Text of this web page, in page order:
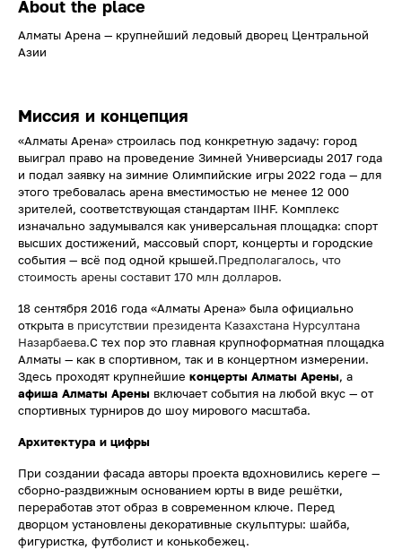
About the place
Алматы Арена — крупнейший ледовый дворец Центральной
Азии
Миссия и концепция
«Алматы Арена» строилась под конкретную задачу: город
выиграл право на проведение Зимней Универсиады 2017 года
и подал заявку на зимние Олимпийские игры 2022 года — для
этого требовалась арена вместимостью не менее 12 000
зрителей, соответствующая стандартам IIHF. Комплекс
изначально задумывался как универсальная площадка: спорт
высших достижений, массовый спорт, концерты и городские
события — всё под одной крышей.Предполагалось, что
стоимость арены составит 170 млн долларов.
18 сентября 2016 года «Алматы Арена» была официально
открыта в присутствии президента Казахстана Нурсултана
Назарбаева.С тех пор это главная крупноформатная площадка
Алматы — как в спортивном, так и в концертном измерении.
Здесь проходят крупнейшие концерты Алматы Арены, а
афиша Алматы Арены включает события на любой вкус — от
спортивных турниров до шоу мирового масштаба.
Архитектура и цифры
При создании фасада авторы проекта вдохновились кереге —
сборно-раздвижным основанием юрты в виде решётки,
переработав этот образ в современном ключе. Перед
дворцом установлены декоративные скульптуры: шайба,
фигуристка, футболист и конькобежец.